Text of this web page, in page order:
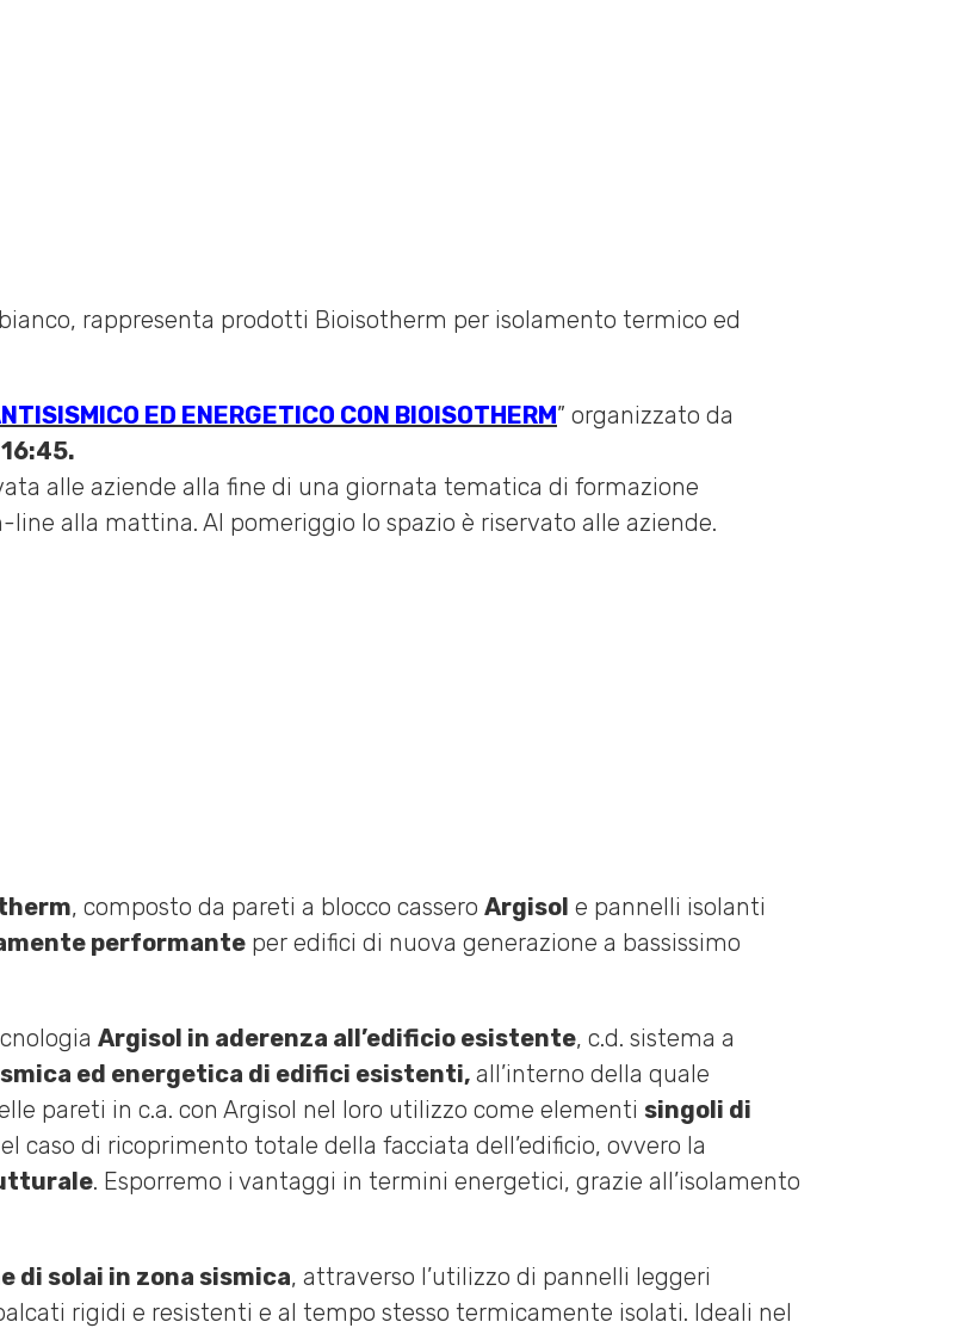
ED ENERGETICO CON BIOISOTHERM” organizzato da
alle aziende alla fine di una giornata tematica di formazione
line alla mattina. Al pomeriggio lo spazio è riservato alle aziende.
, composto da pareti a blocco cassero Argisol e pannelli isolanti
performante per edifici di nuova generazione a bassissimo
Argisol in aderenza all’edificio esistente, c.d. sistema a
ed energetica di edifici esistenti, all’interno della quale
pareti in c.a. con Argisol nel loro utilizzo come elementi singoli di
caso di ricoprimento totale della facciata dell’edificio, ovvero la
. Esporremo i vantaggi in termini energetici, grazie all’isolamento
di solai in zona sismica, attraverso l’utilizzo di pannelli leggeri
rigidi e resistenti e al tempo stesso termicamente isolati. Ideali nel